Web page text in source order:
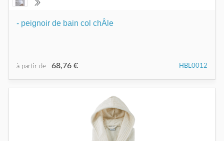
- peignoir de bain col chÂle
à partir de 68,76 € HBL0012